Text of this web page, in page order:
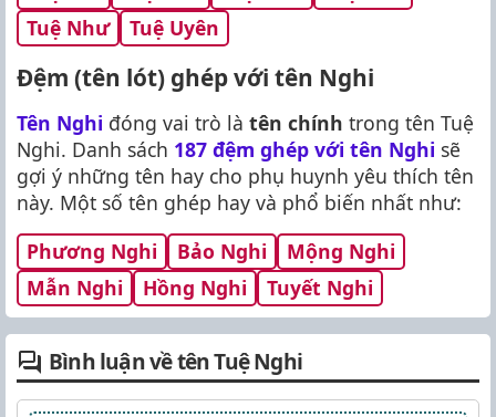
Tuệ Như
Tuệ Uyên
Đệm (tên lót) ghép với tên Nghi
Tên Nghi đóng vai trò là tên chính trong tên Tuệ
Nghi. Danh sách 187 đệm ghép với tên Nghi sẽ
gợi ý những tên hay cho phụ huynh yêu thích tên
này. Một số tên ghép hay và phổ biến nhất như:
Phương Nghi
Bảo Nghi
Mộng Nghi
Mẫn Nghi
Hồng Nghi Tuyết Nghi
Bình luận về tên Tuệ Nghi